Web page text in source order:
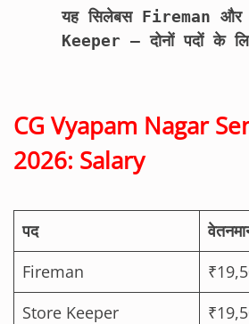
यह सिलेबस Fireman
Keeper – दोनों पदों के
CG Vyapam Nagar
2026: Salary
पद
Fireman
Store Keeper